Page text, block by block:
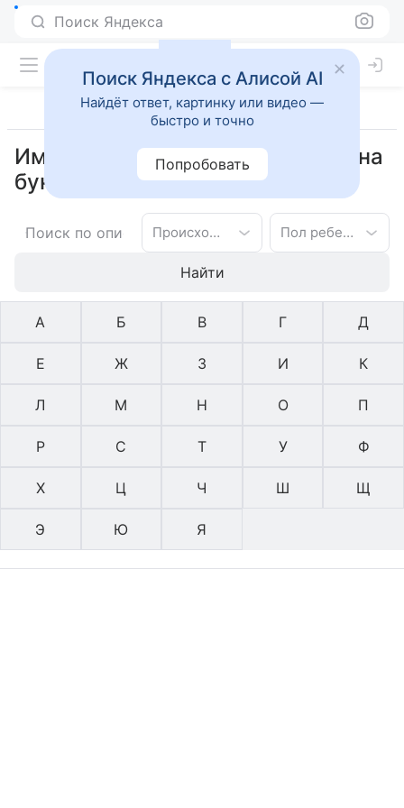
Поиск Яндекса
Имена библейское для девочек на
букву Х
Происхождение имени Пол ребенка
Найти
А Б В Г Д
Е Ж З И К
Л М Н О П
Р С Т У Ф
Х Ц Ч Ш Щ
Э Ю Я
Поиск Яндекса с Алисой AI
Найдёт ответ, картинку или видео —
быстро и точно
Попробовать